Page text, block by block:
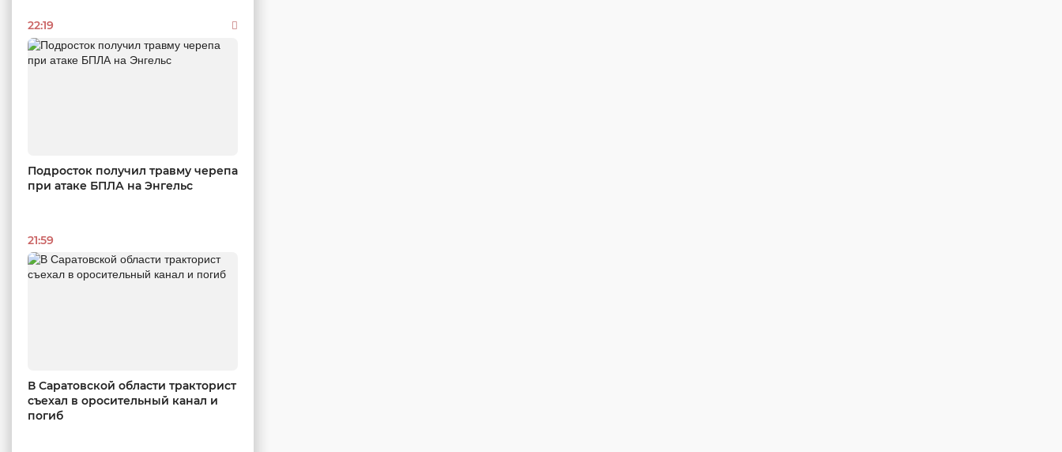
22:19
Подросток получил травму черепа
при атаке БПЛА на Энгельс
21:59
В Саратовской области тракторист
съехал в оросительный канал и
погиб